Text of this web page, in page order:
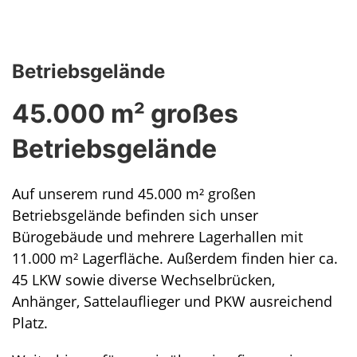
Betriebsgelände
45.000 m² großes
Betriebsgelände
Auf unserem rund 45.000 m² großen
Betriebsgelände befinden sich unser
Bürogebäude und mehrere Lagerhallen mit
11.000 m² Lagerfläche. Außerdem finden hier ca.
45 LKW sowie diverse Wechselbrücken,
Anhänger, Sattelauflieger und PKW ausreichend
Platz.